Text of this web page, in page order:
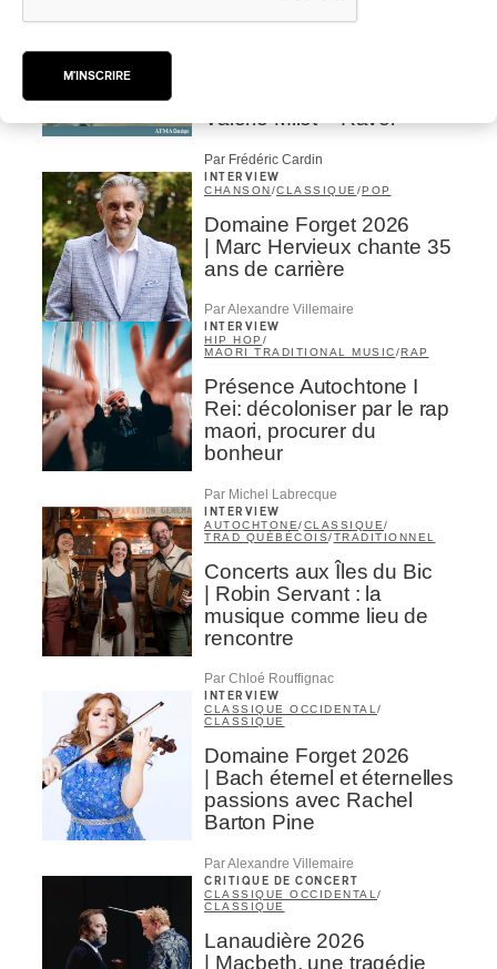
Valérie Milot – Ravel
Par Frédéric Cardin
INTERVIEW
CHANSON/CLASSIQUE /POP
Domaine Forget 2026
| Marc Hervieux chante 35
ans de carrière
Par Alexandre Villemaire
INTERVIEW
HIP HOP /
MAORI TRADITIONAL MUSIC/RAP
Présence Autochtone I
Rei: décoloniser par le rap
maori, procurer du
bonheur
Par Michel Labrecque
INTERVIEW
AUTOCHTONE/CLASSIQUE/
TRAD QUÉBÉCOIS/TRADITIONNEL
Concerts aux Îles du Bic
| Robin Servant : la
musique comme lieu de
rencontre
Par Chloé Rouffignac
INTERVIEW
CLASSIQUE OCCIDENTAL /
CLASSIQUE
Domaine Forget 2026
| Bach éternel et éternelles
passions avec Rachel
Barton Pine
Par Alexandre Villemaire
CRITIQUE DE CONCERT
CLASSIQUE OCCIDENTAL /
CLASSIQUE
Lanaudière 2026
| Macbeth, une tragédie
M'INSCRIRE